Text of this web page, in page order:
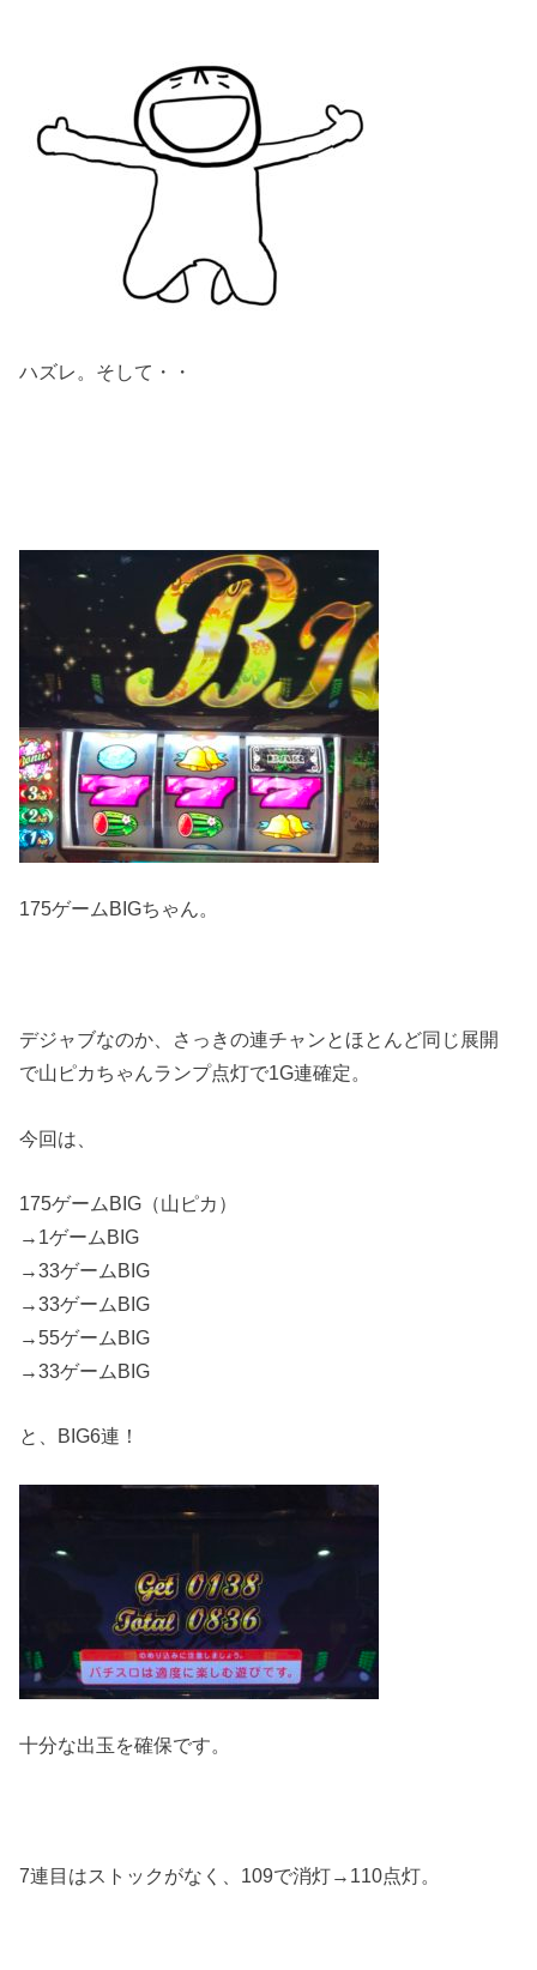
ハズレ。そして・・
175ゲームBIGちゃん。
デジャブなのか、さっきの連チャンとほとんど同じ展開
で山ピカちゃんランプ点灯で1G連確定。
今回は、
175ゲームBIG（山ピカ）
→1ゲームBIG
→33ゲームBIG
→33ゲームBIG
→55ゲームBIG
→33ゲームBIG
と、BIG6連！
十分な出玉を確保です。
7連目はストックがなく、109で消灯→110点灯。